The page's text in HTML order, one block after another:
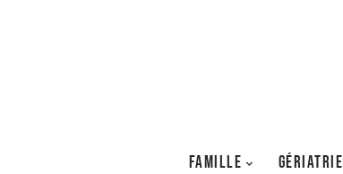
FAMILLE GÉRIATRIE